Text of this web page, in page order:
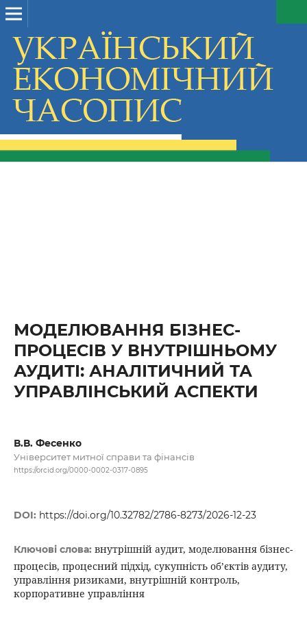
МОДЕЛЮВАННЯ БІЗНЕС-
ПРОЦЕСІВ У ВНУТРІШНЬОМУ
АУДИТІ: АНАЛІТИЧНИЙ ТА
УПРАВЛІНСЬКИЙ АСПЕКТИ
В.В. Фесенко
Університет митної справи та фінансів
https://orcid.org/0000-0002-0317-0895
DOI: https://doi.org/10.32782/2786-8273/2026-12-23
Ключові слова: внутрішній аудит, моделювання бізнес-
процесів, процесний підхід, сукупність об’єктів аудиту,
управління ризиками, внутрішній контроль,
корпоративне управління